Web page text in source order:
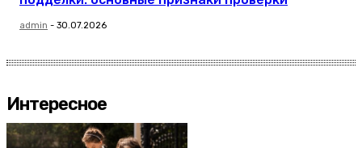
admin - 30.07.2026
Интересное